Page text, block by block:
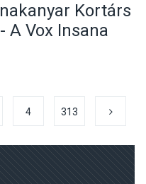
Kortárs
A Vox Insana
4 313